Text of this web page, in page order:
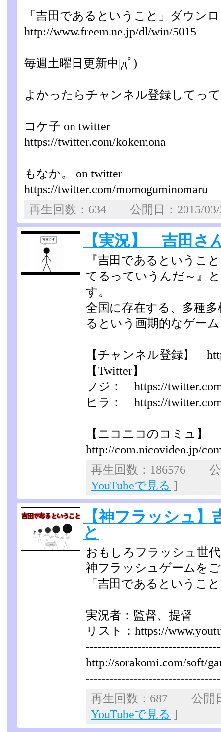
「吉田であるということ」ダウン
http://www.freem.ne.jp/dl/win/5015
毎週土曜日更新中|дﾟ)
よかったらチャンネル登録してっ
コケ子 on twitter
https://twitter.com/kokemona
もなか。 on twitter
https://twitter.com/momoguminomaru
再生回数：634 公開日：
【実況】 吉田さ
『吉田であるというこ
てるっていうんだ～』
す。
全国に存在する、多種
るという画期的なゲー
【チャンネル登録】
【Twitter】
フジ： https://
ヒラ： https://
【ニコニコのコミュ】
http://com.nicovideo.jp/
再生回数：186576
YouTubeで見る ]
【神フラッシュ
と
おもしろフラッシュ世
神フラッシュゲームを
「吉田であるというこ
実況者：監督、提督
リスト：https://
http://sorakomi.com/soft/
再生回数：687 公開
YouTubeで見る ]